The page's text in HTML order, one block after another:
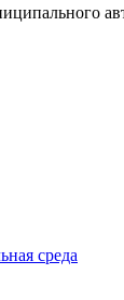
среда